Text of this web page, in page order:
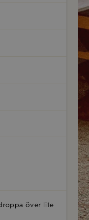
över lite